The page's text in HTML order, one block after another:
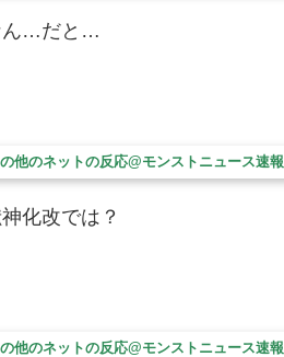
ん…だと…
他のネットの反応@モンストニュース速報
化改では？
他のネットの反応@モンストニュース速報